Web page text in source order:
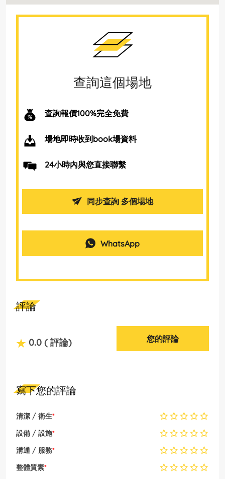
查詢這個場地
查詢報價100%完全免費
場地即時收到book場資料
24小時內與您直接聯繫
同步查詢 多個場地
WhatsApp
評論
0.0 ( 評論) 您的評論
寫下您的評論
清潔 / 衛生*
設備 / 設施*
溝通 / 服務*
整體質素*